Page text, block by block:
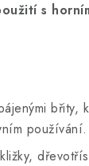
s
břity,
používání.